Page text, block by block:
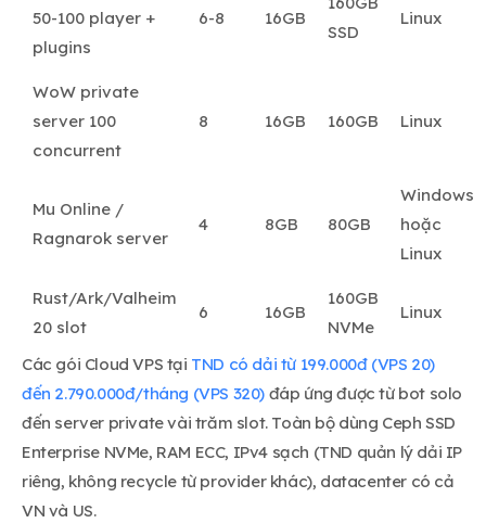
50-100 player +
plugins
6-8 16GB
SSD
Linux
WoW private
server 100
concurrent
8 16GB 160GB Linux
Mu Online /
Ragnarok server
4 8GB 80GB
Windows
hoặc
Linux
Rust/Ark/Valheim
20 slot
6 16GB
160GB
NVMe
Linux
Các gói Cloud VPS tại TND có dải từ 199.000đ (VPS 20)
đến 2.790.000đ/tháng (VPS 320) đáp ứng được từ bot solo
đến server private vài trăm slot. Toàn bộ dùng Ceph SSD
Enterprise NVMe, RAM ECC, IPv4 sạch (TND quản lý dải IP
riêng, không recycle từ provider khác), datacenter có cả
VN và US.